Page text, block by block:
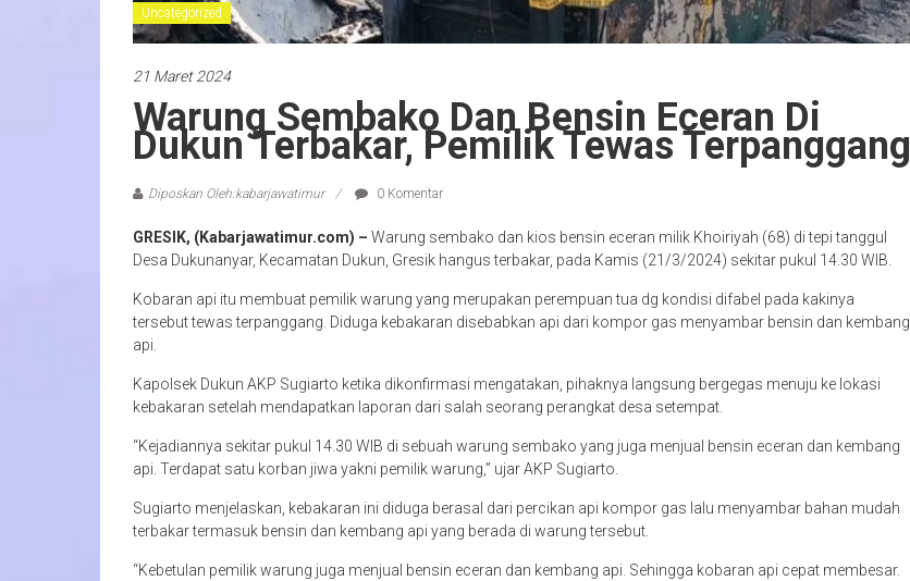
Uncategorized
21 Maret 2024
Warung Sembako Dan Bensin Eceran Di
Dukun Terbakar, Pemilik Tewas Terpanggang
Diposkan Oleh:kabarjawatimur 0 Komentar
GRESIK, (Kabarjawatimur.com) – Warung sembako dan kios bensin eceran milik Khoiriyah (68) di tepi tanggul
Desa Dukunanyar, Kecamatan Dukun, Gresik hangus terbakar, pada Kamis (21/3/2024) sekitar pukul 14.30 WIB.
Kobaran api itu membuat pemilik warung yang merupakan perempuan tua dg kondisi difabel pada kakinya
tersebut tewas terpanggang. Diduga kebakaran disebabkan api dari kompor gas menyambar bensin dan kembang
api.
Kapolsek Dukun AKP Sugiarto ketika dikonfirmasi mengatakan, pihaknya langsung bergegas menuju ke lokasi
kebakaran setelah mendapatkan laporan dari salah seorang perangkat desa setempat.
“Kejadiannya sekitar pukul 14.30 WIB di sebuah warung sembako yang juga menjual bensin eceran dan kembang
api. Terdapat satu korban jiwa yakni pemilik warung,” ujar AKP Sugiarto.
Sugiarto menjelaskan, kebakaran ini diduga berasal dari percikan api kompor gas lalu menyambar bahan mudah
terbakar termasuk bensin dan kembang api yang berada di warung tersebut.
“Kebetulan pemilik warung juga menjual bensin eceran dan kembang api. Sehingga kobaran api cepat membesar.